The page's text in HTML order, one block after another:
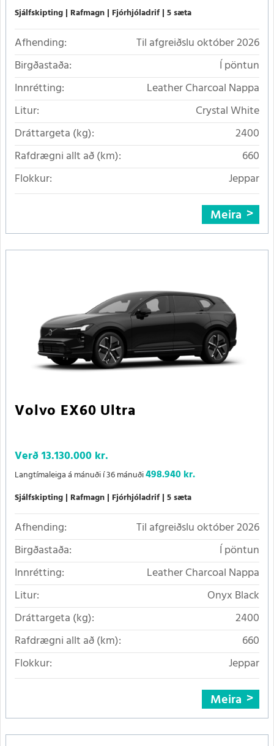
Sjálfskipting Rafmagn Fjórhjóladrif 5 sæta
Afhending:
Til afgreiðslu október 2026
Birgðastaða:
Í pöntun
Innrétting:
Leather Charcoal Nappa
Litur:
Crystal White
Dráttargeta (kg):
2400
Rafdrægni allt að (km):
660
Flokkur:
Jeppar
Meira
Volvo EX60 Ultra
Verð13.130.000 kr.
Langtímaleiga á mánuði í 36 mánuði498.940 kr.
Sjálfskipting Rafmagn Fjórhjóladrif 5 sæta
Afhending:
Til afgreiðslu október 2026
Birgðastaða:
Í pöntun
Innrétting:
Leather Charcoal Nappa
Litur:
Onyx Black
Dráttargeta (kg):
2400
Rafdrægni allt að (km):
660
Flokkur:
Jeppar
Meira